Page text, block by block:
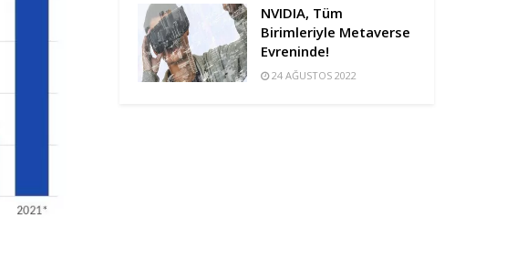
NVIDIA, Tüm
Birimleriyle Metaverse
Evreninde!
24 AĞUSTOS 2022